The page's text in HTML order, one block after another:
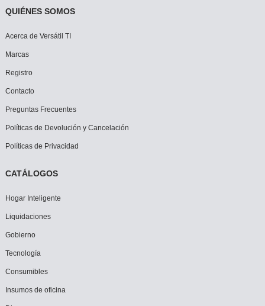
QUIÉNES SOMOS
Acerca de Versátil TI
Marcas
Registro
Contacto
Preguntas Frecuentes
Políticas de Devolución y Cancelación
Políticas de Privacidad
CATÁLOGOS
Hogar Inteligente
Liquidaciones
Gobierno
Tecnología
Consumibles
Insumos de oficina